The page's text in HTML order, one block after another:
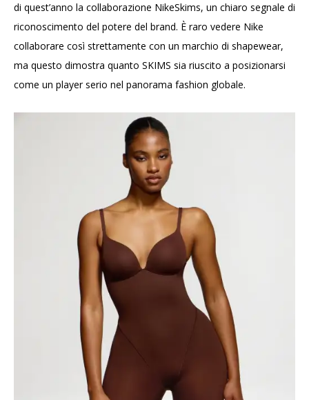
di quest’anno la collaborazione NikeSkims, un chiaro segnale di
riconoscimento del potere del brand. È raro vedere Nike
collaborare così strettamente con un marchio di shapewear,
ma questo dimostra quanto SKIMS sia riuscito a posizionarsi
come un player serio nel panorama fashion globale.